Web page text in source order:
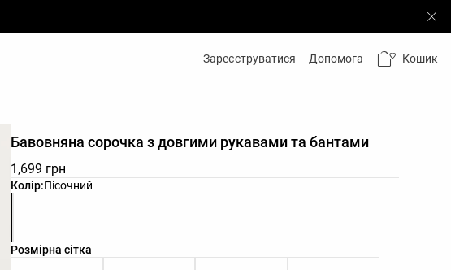
Зареєструватися Допомога Кошик
Колір:Пісочний
Список кольорів товару
Бавовняна сорочка з довгими рукавами та бантами
1,699 грн
Розмірна сітка
Список розмірів товару